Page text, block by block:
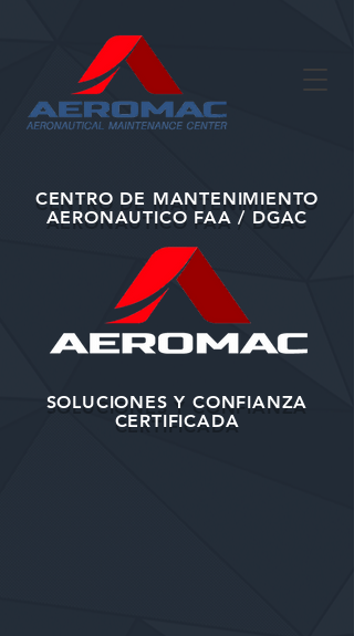
CENTRO DE MANTENIMIENTO
AERONAUTICO FAA / DGAC
SOLUCIONES Y CONFIANZA
CERTIFICADA